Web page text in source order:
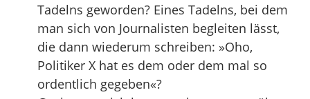
Tadelns geworden? Eines Tadelns, bei dem
man sich von Journalisten begleiten lässt,
die dann wiederum schreiben: »Oho,
Politiker X hat es dem oder dem mal so
ordentlich gegeben«?